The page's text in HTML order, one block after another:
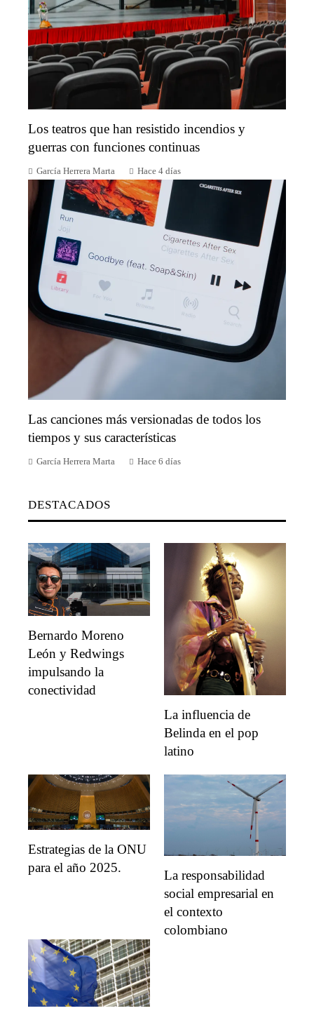
Los teatros que han resistido incendios y
guerras con funciones continuas
García Herrera Marta Hace 4 días
Las canciones más versionadas de todos los
tiempos y sus características
García Herrera Marta Hace 6 días
DESTACADOS
Bernardo Moreno
León y Redwings
impulsando la
conectividad
La influencia de
Belinda en el pop
latino
Estrategias de la ONU
para el año 2025.
La responsabilidad
social empresarial en
el contexto
colombiano